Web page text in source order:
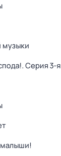
музыки
. Серия 3-я